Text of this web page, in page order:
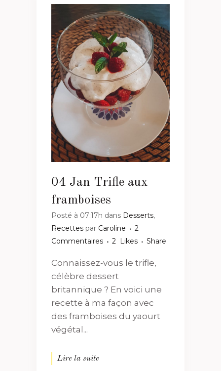
04 Jan Trifle aux
framboises
Posté à 07:17h dans Desserts,
Recettes par Caroline
2
Commentaires
2 Likes Share
Connaissez-vous le trifle,
célèbre dessert
britannique ? En voici une
recette à ma façon avec
des framboises du yaourt
végétal...
Lire la suite